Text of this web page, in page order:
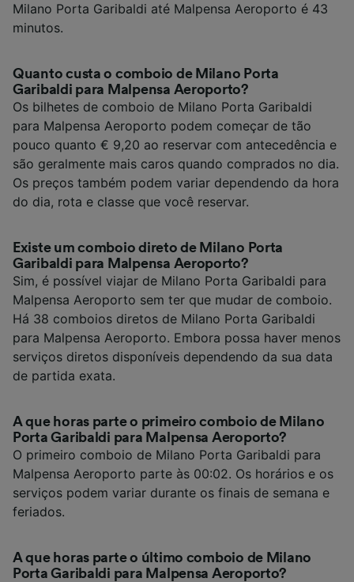
Milano Porta Garibaldi até Malpensa Aeroporto é 43
minutos.
Quanto custa o comboio de Milano Porta
Garibaldi para Malpensa Aeroporto?
Os bilhetes de comboio de Milano Porta Garibaldi
para Malpensa Aeroporto podem começar de tão
pouco quanto € 9,20 ao reservar com antecedência e
são geralmente mais caros quando comprados no dia.
Os preços também podem variar dependendo da hora
do dia, rota e classe que você reservar.
Existe um comboio direto de Milano Porta
Garibaldi para Malpensa Aeroporto?
Sim, é possível viajar de Milano Porta Garibaldi para
Malpensa Aeroporto sem ter que mudar de comboio.
Há 38 comboios diretos de Milano Porta Garibaldi
para Malpensa Aeroporto. Embora possa haver menos
serviços diretos disponíveis dependendo da sua data
de partida exata.
A que horas parte o primeiro comboio de Milano
Porta Garibaldi para Malpensa Aeroporto?
O primeiro comboio de Milano Porta Garibaldi para
Malpensa Aeroporto parte às 00:02. Os horários e os
serviços podem variar durante os finais de semana e
feriados.
A que horas parte o último comboio de Milano
Porta Garibaldi para Malpensa Aeroporto?